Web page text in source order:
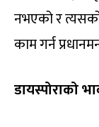
नभएको र त्यसको
काम गर्न
डायस्पोराको